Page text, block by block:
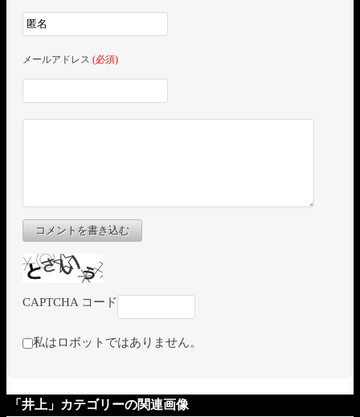
メールアドレス (必須)
コメントを書き込む
CAPTCHA コード
私はロボットではありません。
「井上」カテゴリーの関連画像